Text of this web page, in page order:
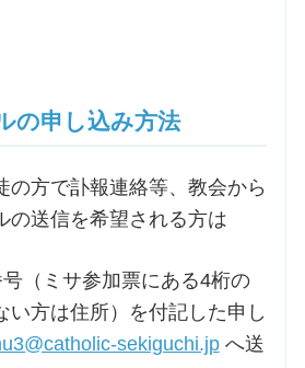
の申し込み方法
の方で訃報連絡等、教会から
の送信を希望される方は
（ミサ参加票にある4桁の
い方は住所）を付記した申し
sekiguchi.jpへ送